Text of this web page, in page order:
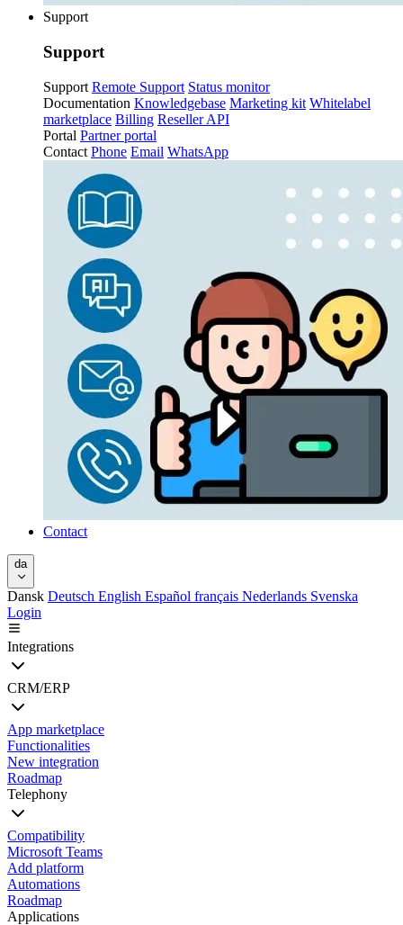
Support
Support
Support Remote Support Status monitor
Documentation Knowledgebase Marketing kit Whitelabel
marketplace Billing Reseller API
Portal Partner portal
Contact Phone Email WhatsApp
Contact
da
Dansk Deutsch English Español français Nederlands Svenska
Login
Integrations
CRM/ERP
App marketplace
Functionalities
New integration
Roadmap
Telephony
Compatibility
Microsoft Teams
Add platform
Automations
Roadmap
Applications